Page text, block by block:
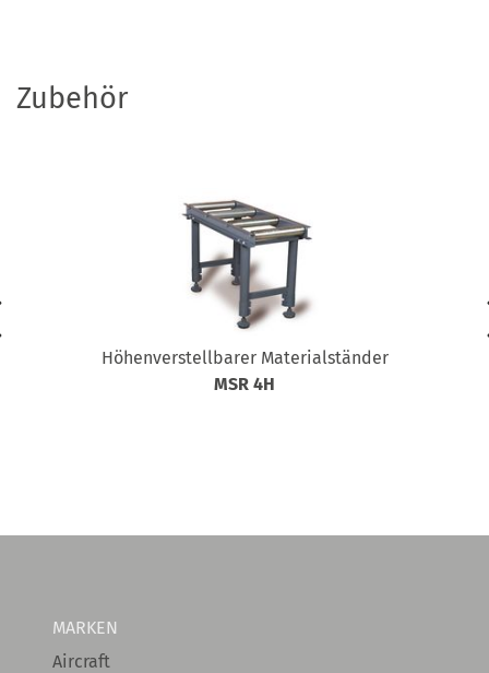
Zubehör
Höhenverstellbarer Materialständer
MSR 4H
MARKEN
Aircraft